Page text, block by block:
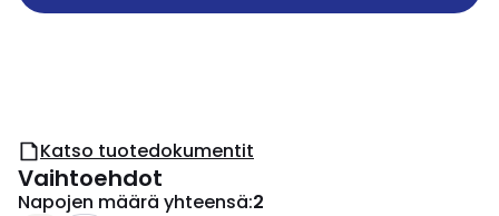
Katso tuotedokumentit
Vaihtoehdot
Napojen määrä yhteensä:2